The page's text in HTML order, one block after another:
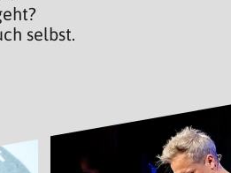
selbst.